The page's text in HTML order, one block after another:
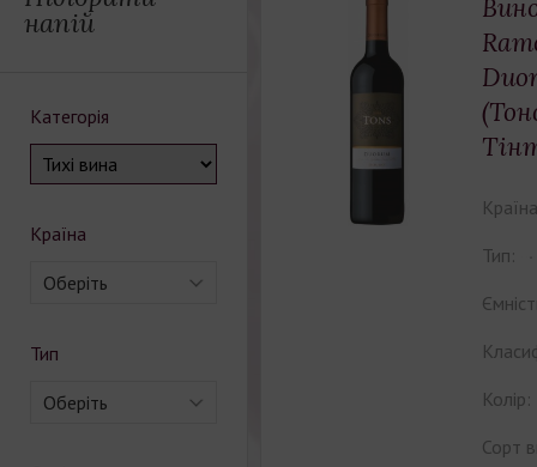
напій
Категорія
Країна
Оберіть
Тип
Оберіть
Тип:
Колір:
Сорт